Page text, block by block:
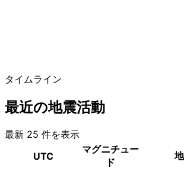
タイムライン
最近の地震活動
最新 25 件を表示
UTC
マグニチュー
ド